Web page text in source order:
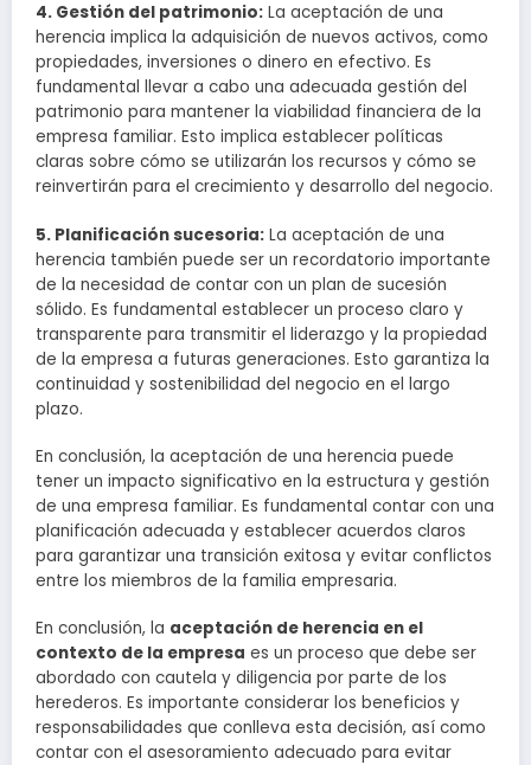
4. Gestión del patrimonio: La aceptación de una
herencia implica la adquisición de nuevos activos, como
propiedades, inversiones o dinero en efectivo. Es
fundamental llevar a cabo una adecuada gestión del
patrimonio para mantener la viabilidad financiera de la
empresa familiar. Esto implica establecer políticas
claras sobre cómo se utilizarán los recursos y cómo se
reinvertirán para el crecimiento y desarrollo del negocio.
5. Planificación sucesoria: La aceptación de una
herencia también puede ser un recordatorio importante
de la necesidad de contar con un plan de sucesión
sólido. Es fundamental establecer un proceso claro y
transparente para transmitir el liderazgo y la propiedad
de la empresa a futuras generaciones. Esto garantiza la
continuidad y sostenibilidad del negocio en el largo
plazo.
En conclusión, la aceptación de una herencia puede
tener un impacto significativo en la estructura y gestión
de una empresa familiar. Es fundamental contar con una
planificación adecuada y establecer acuerdos claros
para garantizar una transición exitosa y evitar conflictos
entre los miembros de la familia empresaria.
En conclusión, la aceptación de herencia en el
contexto de la empresa es un proceso que debe ser
abordado con cautela y diligencia por parte de los
herederos. Es importante considerar los beneficios y
responsabilidades que conlleva esta decisión, así como
contar con el asesoramiento adecuado para evitar